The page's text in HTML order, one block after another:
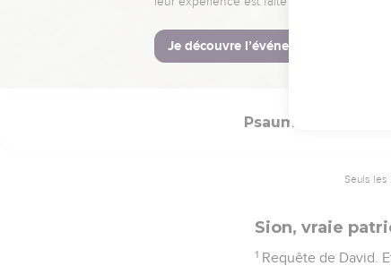
La vérité germera
13 L'Eternel aussi
La justice
Psaumes
Seuls les
Sion, vraie
1 Requête de David.